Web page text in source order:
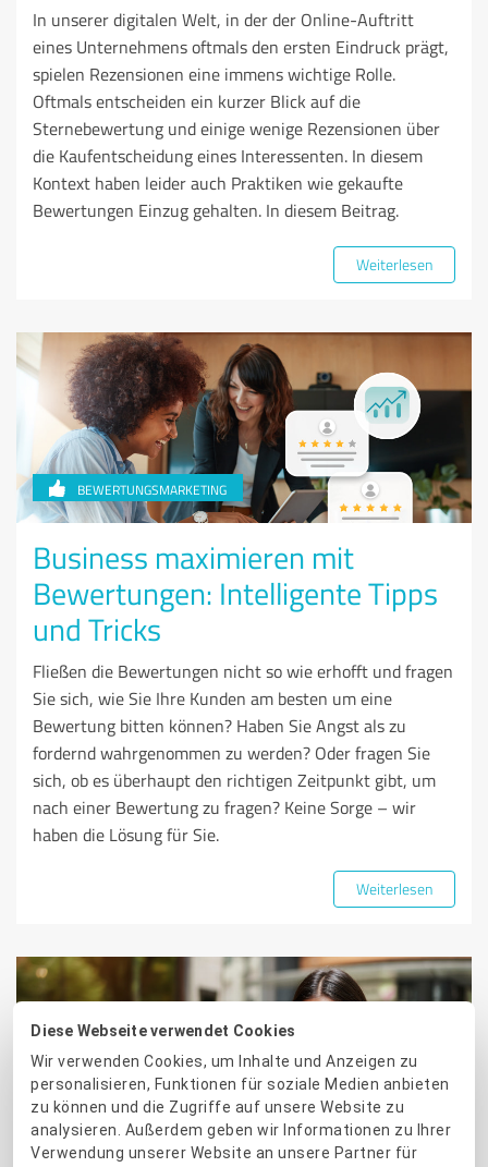
Diese Webseite verwendet Cookies
Wir verwenden Cookies, um Inhalte und Anzeigen zu
personalisieren, Funktionen für soziale Medien anbieten
zu können und die Zugriffe auf unsere Website zu
analysieren. Außerdem geben wir Informationen zu Ihrer
Verwendung unserer Website an unsere Partner für
In unserer digitalen Welt, in der der Online-Auftritt
eines Unternehmens oftmals den ersten Eindruck prägt,
spielen Rezensionen eine immens wichtige Rolle.
Oftmals entscheiden ein kurzer Blick auf die
Sternebewertung und einige wenige Rezensionen über
die Kaufentscheidung eines Interessenten. In diesem
Kontext haben leider auch Praktiken wie gekaufte
Bewertungen Einzug gehalten. In diesem Beitrag.
Weiterlesen
BEWERTUNGSMARKETING
Business maximieren mit
Bewertungen: Intelligente Tipps
und Tricks
Fließen die Bewertungen nicht so wie erhofft und fragen
Sie sich, wie Sie Ihre Kunden am besten um eine
Bewertung bitten können? Haben Sie Angst als zu
fordernd wahrgenommen zu werden? Oder fragen Sie
sich, ob es überhaupt den richtigen Zeitpunkt gibt, um
nach einer Bewertung zu fragen? Keine Sorge – wir
haben die Lösung für Sie.
Weiterlesen
BEWERTUNGSMARKETING